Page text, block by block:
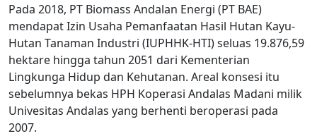
Pada 2018, PT Biomass Andalan Energi (PT BAE)
mendapat Izin Usaha Pemanfaatan Hasil Hutan Kayu-
Hutan Tanaman Industri (IUPHHK-HTI) seluas 19.876,59
hektare hingga tahun 2051 dari Kementerian
Lingkunga Hidup dan Kehutanan. Areal konsesi itu
sebelumnya bekas HPH Koperasi Andalas Madani milik
Univesitas Andalas yang berhenti beroperasi pada
2007.